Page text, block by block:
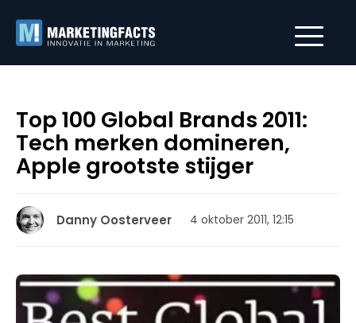
Top 100 Global Brands 2011:
Tech merken domineren,
Apple grootste stijger
Danny Oosterveer 4 oktober 2011, 12:15